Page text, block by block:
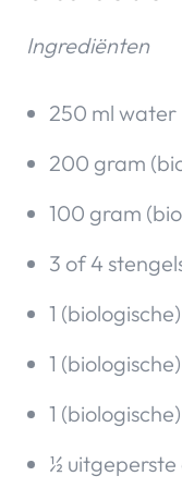
Ingrediënten
250 ml water
200 gram
100 gram
3 of 4
1
1
1
½ uitgeperste